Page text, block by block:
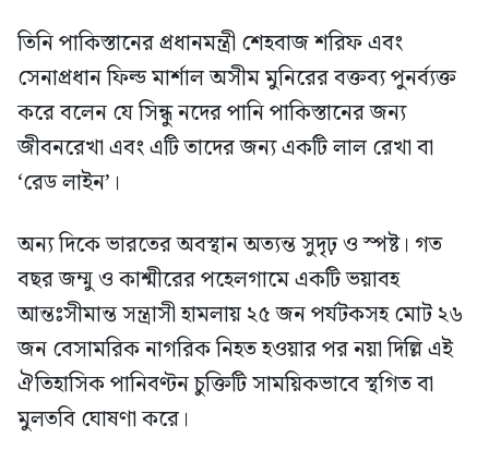
তিনি পাকিস্তানের প্রধানমন্ত্রী শেহবাজ শরিফ এবং
সেনাপ্রধান ফিল্ড মার্শাল অসীম মুনিরের বক্তব্য পুনর্ব্যক্ত
করে বলেন যে সিন্ধু নদের পানি পাকিস্তানের জন্য
জীবনরেখা এবং এটি তাদের জন্য একটি লাল রেখা বা
‘রেড লাইন’।
অন্য দিকে ভারতের অবস্থান অত্যন্ত সুদৃঢ় ও স্পষ্ট। গত
বছর জম্মু ও কাশ্মীরের পহেলগামে একটি ভয়াবহ
আন্তঃসীমান্ত সন্ত্রাসী হামলায় ২৫ জন পর্যটকসহ মোট ২৬
জন বেসামরিক নাগরিক নিহত হওয়ার পর নয়া দিল্লি এই
ঐতিহাসিক পানিবণ্টন চুক্তিটি সাময়িকভাবে স্থগিত বা
মুলতবি ঘোষণা করে।